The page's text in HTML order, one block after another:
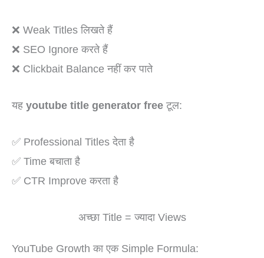
❌ Weak Titles लिखते हैं
❌ SEO Ignore करते हैं
❌ Clickbait Balance नहीं कर पाते
यह youtube title generator freeटूल:
✅ Professional Titles देता है
✅ Time बचाता है
✅ CTR Improve करता है
अच्छा Title = ज्यादा Views
YouTube Growth का एक Simple Formula: